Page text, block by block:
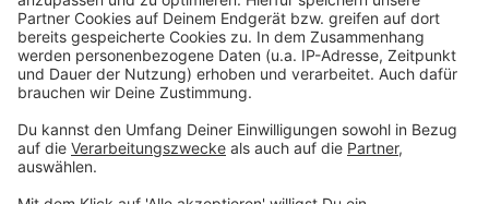
den getesteten Kindern. Der Anteil sehr schwacher
Leistungen ist zurückgegangen, während mehr Kinder
überdurchschnittliche Ergebnisse erreichen.
Gleichzeitig weist die Stadt darauf hin, dass die Daten
da nicht alle Kinder mehrfach getestet wurden. Die
Ergebnisse sollen künftig helfen, gezielte Maßnahmen
zur Förderung von Bewegung und Gesundheit zu